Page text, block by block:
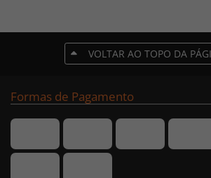
VOLTAR AO TOPO DA
Formas de Pagamento